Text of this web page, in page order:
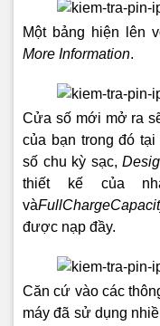
Một bảng hiện lên
More Information.
Cửa số mới mở ra
của bạn trong đó tại
số chu kỳ sạc,
thiết kế của
và
được nạp đầy.
Căn cứ vào các
máy đã sử dụng